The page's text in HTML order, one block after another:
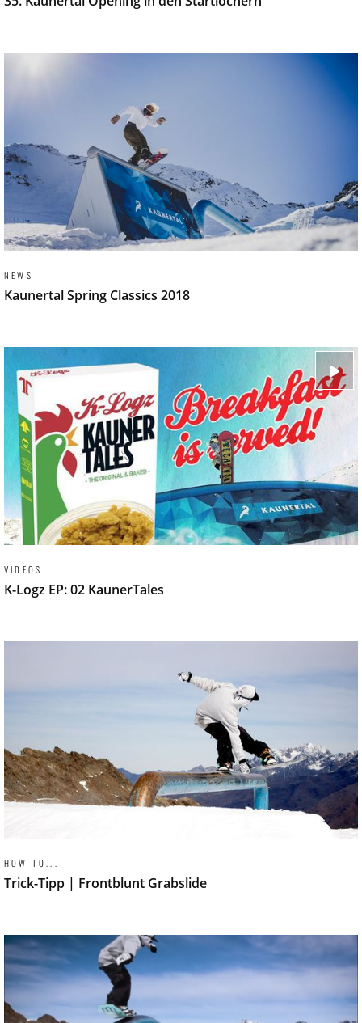
NEWS
Kaunertal Spring Classics 2018
VIDEOS
K-Logz EP: 02 KaunerTales
HOW TO...
Trick-Tipp | Frontblunt Grabslide